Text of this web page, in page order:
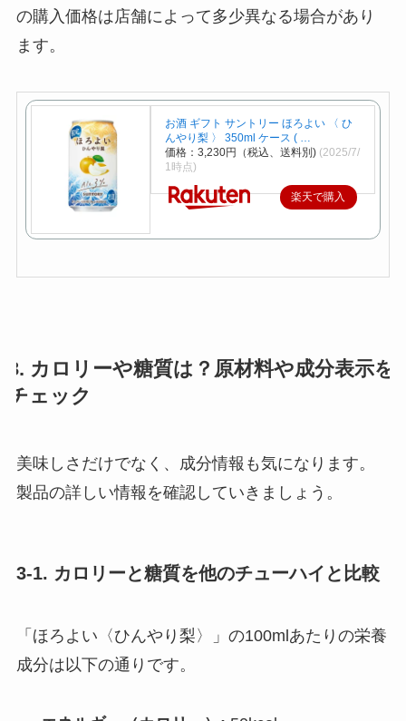
の購入価格は店舗によって多少異なる場合があり
ます。
お酒 ギフト サントリー ほろよい 〈 ひ
んやり梨 〉 350ml ケース ( …
価格：3,230円（税込、送料別) (2025/7/
1時点)
楽天で購入
3. カロリーや糖質は？原材料や成分表示を
チェック
美味しさだけでなく、成分情報も気になります。
製品の詳しい情報を確認していきましょう。
3-1. カロリーと糖質を他のチューハイと比較
「ほろよい〈ひんやり梨〉」の100mlあたりの栄養
成分は以下の通りです。